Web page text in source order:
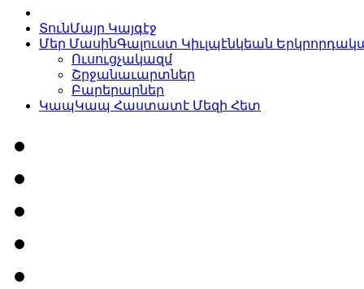
ՏունՄայր Կայգէջ
Մեր ՄասինԳալուստ Կիւլպէնկեան
Ուսուցչակազմ
Շրջանաւարտներ
Բարերարներ
ԿապԿապ Հաստատէ Մեզի Հետ